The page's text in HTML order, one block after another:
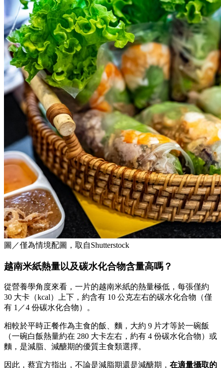
圖／僅為情境配圖，取自Shutterstock
越南米紙熱量以及碳水化合物含量高嗎？
從營養學角度來看，一片的越南米紙的熱量極低，每張僅約
30 大卡（kcal）上下，約含有 10 公克左右的碳水化合物（僅
有 1／4 份碳水化合物）。
相較於平時正餐作為主食的飯、麵，大約 9 片才等於一碗飯
（一碗白飯熱量約在 280 大卡左右，約有 4 份碳水化合物）或
麵，是減脂、減醣期的優質主食類選擇。
因此，蔡宜方指出，不論是減脂期還是減醣期， 在適量攝取的